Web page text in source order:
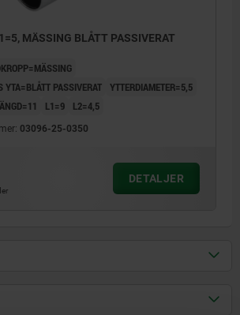
MÄSSING BLÅTT PASSIVERAT
YTA=BLÅTT PASSIVERAT YTTERDIAMETER=5,5
L1=9 L2=4,5
03096-25-0350
DETALJER